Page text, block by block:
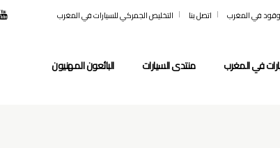
في المغرب اتصل بنا التخليص الجمركي للسيارات في المغرب
في المغرب منتدى السيارات البائعون المهنيون